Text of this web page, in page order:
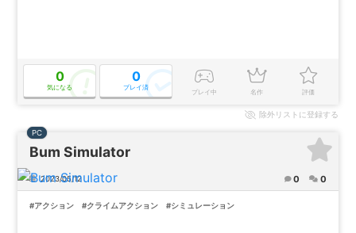
0
気になる
0
プレイ済
プレイ中 名作 評価
除外リストに登録する
Bum Simulator
PC
2023/05/12 0 0
#アクション #クライムアクション #シミュレーション